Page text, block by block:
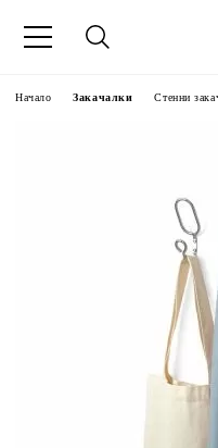
Начало Закачалки Стенни